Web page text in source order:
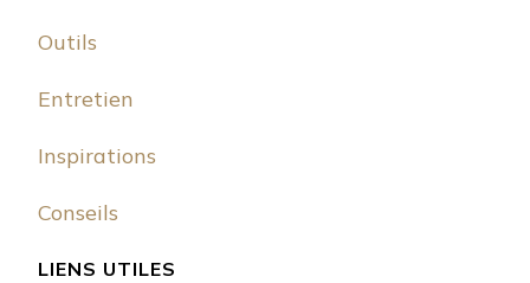
Outils
Entretien
Inspirations
Conseils
LIENS UTILES